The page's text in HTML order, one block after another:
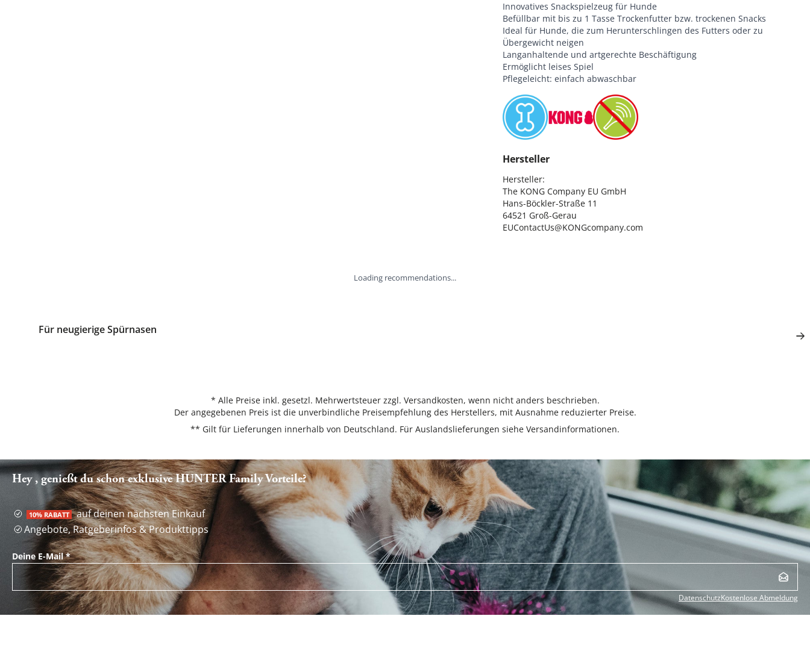
Innovatives Snackspielzeug für Hunde
Befüllbar mit bis zu 1 Tasse Trockenfutter bzw. trockenen Snacks
Ideal für Hunde, die zum Herunterschlingen des Futters oder zu
Übergewicht neigen
Langanhaltende und artgerechte Beschäftigung
Ermöglicht leises Spiel
Pflegeleicht: einfach abwaschbar
Hersteller
Hersteller:
The KONG Company EU GmbH
Hans-Böckler-Straße 11
64521 Groß-Gerau
EUContactUs@KONGcompany.com
Loading recommendations...
Für neugierige Spürnasen
* Alle Preise inkl. gesetzl. Mehrwertsteuer zzgl. Versandkosten, wenn nicht anders beschrieben.
Der angegebenen Preis ist die unverbindliche Preisempfehlung des Herstellers, mit Ausnahme reduzierter Preise.
** Gilt für Lieferungen innerhalb von Deutschland. Für Auslandslieferungen siehe Versandinformationen.
Hey , genießt du schon exklusive HUNTER Family Vorteile?
10% RABATT auf deinen nächsten Einkauf
Angebote, Ratgeberinfos & Produkttipps
Deine E-Mail*
DatenschutzKostenlose Abmeldung